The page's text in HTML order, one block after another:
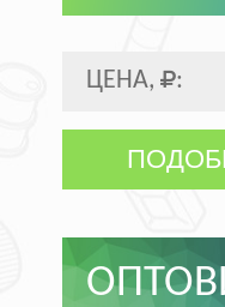
ЦЕНА, :